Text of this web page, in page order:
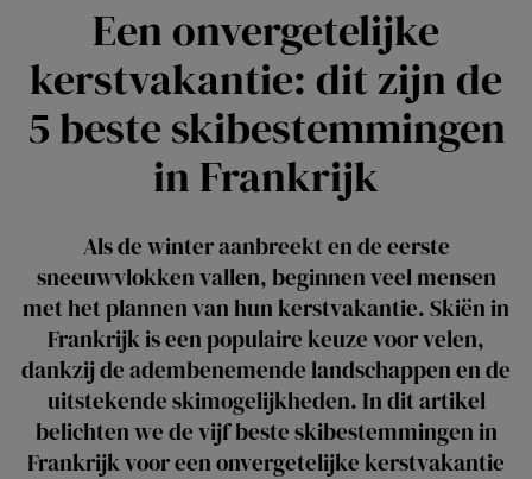
Een onvergetelijke
kerstvakantie: dit zijn de
5 beste skibestemmingen
in Frankrijk
Als de winter aanbreekt en de eerste
sneeuwvlokken vallen, beginnen veel mensen
met het plannen van hun kerstvakantie. Skiën in
Frankrijk is een populaire keuze voor velen,
dankzij de adembenemende landschappen en de
uitstekende skimogelijkheden. In dit artikel
belichten we de vijf beste skibestemmingen in
Frankrijk voor een onvergetelijke kerstvakantie